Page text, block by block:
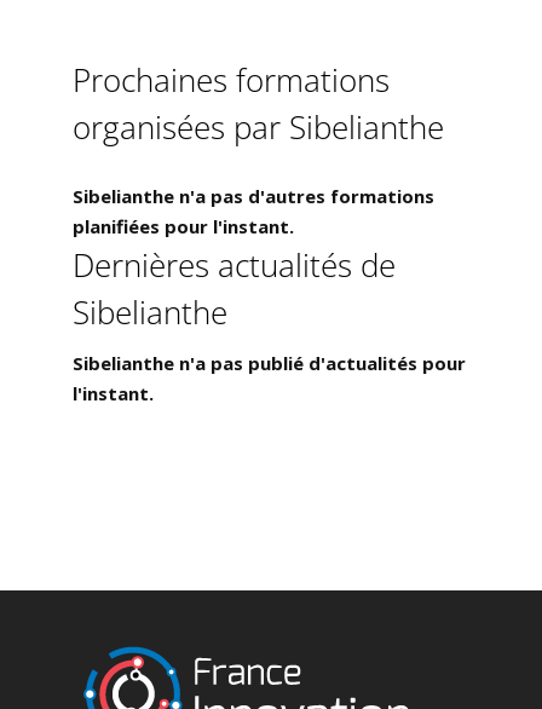
Prochaines formations
organisées par Sibelianthe
Sibelianthe n'a pas d'autres formations
planifiées pour l'instant.
Dernières actualités de
Sibelianthe
Sibelianthe n'a pas publié d'actualités pour
l'instant.